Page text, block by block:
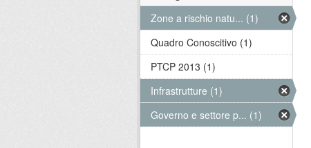
Zone a rischio natu... (1)
Quadro Conoscitivo (1)
PTCP 2013 (1)
Infrastrutture (1)
Governo e settore p... (1)